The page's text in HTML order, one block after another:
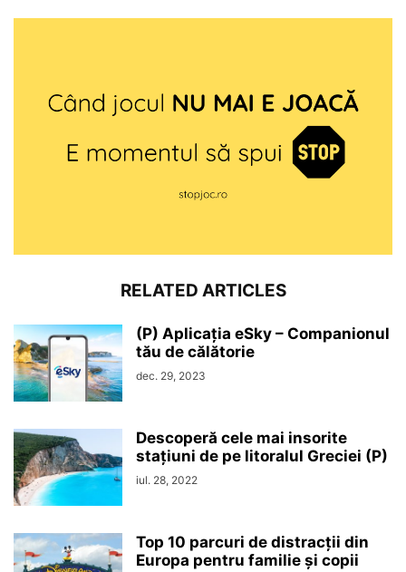
RELATED ARTICLES
(P) Aplicația eSky – Companionul
tău de călătorie
dec. 29, 2023
Descoperă cele mai insorite
stațiuni de pe litoralul Greciei (P)
iul. 28, 2022
Top 10 parcuri de distracții din
Europa pentru familie și copii